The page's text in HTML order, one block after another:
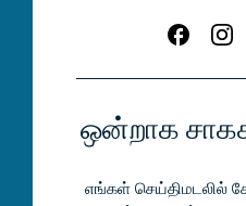
ஒன்றாக
எங்கள் செய்திமடலில்